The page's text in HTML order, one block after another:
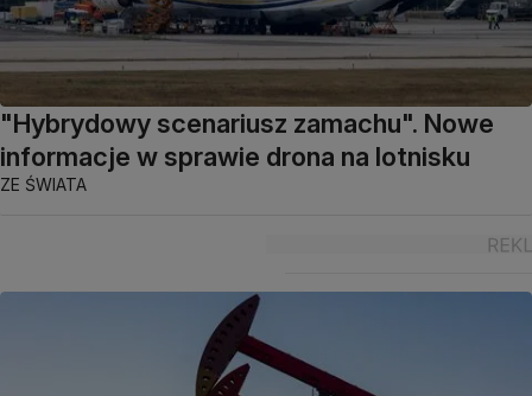
"Hybrydowy scenariusz zamachu". Nowe
informacje w sprawie drona na lotnisku
ZE ŚWIATA